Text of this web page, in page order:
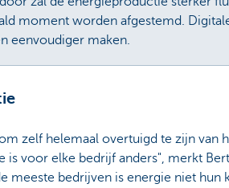
moment worden afgestemd.
eenvoudiger maken.
zelf helemaal overtuigd te zijn van
is voor elke bedrijf anders", merkt
meeste bedrijven is energie niet hun